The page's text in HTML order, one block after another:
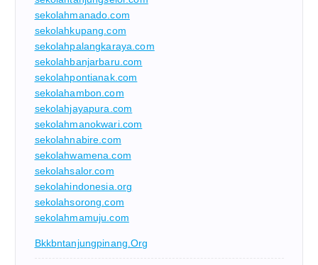
sekolahmanado.com
sekolahkupang.com
sekolahpalangkaraya.com
sekolahbanjarbaru.com
sekolahpontianak.com
sekolahambon.com
sekolahjayapura.com
sekolahmanokwari.com
sekolahnabire.com
sekolahwamena.com
sekolahsalor.com
sekolahindonesia.org
sekolahsorong.com
sekolahmamuju.com
Bkkbntanjungpinang.org